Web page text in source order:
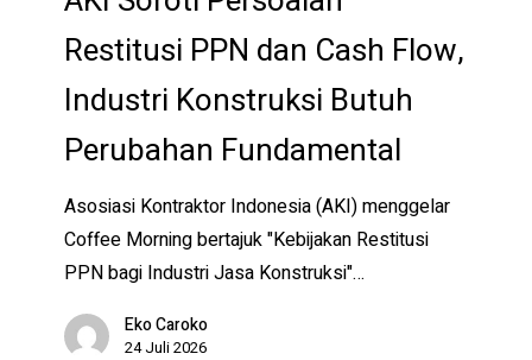
Restitusi
PPN
Cash
Flow,
Konstruksi
Butuh
Perubahan
Fundamental
Restitusi PPN dan Cash Flow,
Industri Konstruksi Butuh
Perubahan Fundamental
Asosiasi Kontraktor Indonesia (AKI) menggelar
Coffee Morning bertajuk "Kebijakan Restitusi
PPN bagi Industri Jasa Konstruksi"…
Eko Caroko
24 Juli 2026